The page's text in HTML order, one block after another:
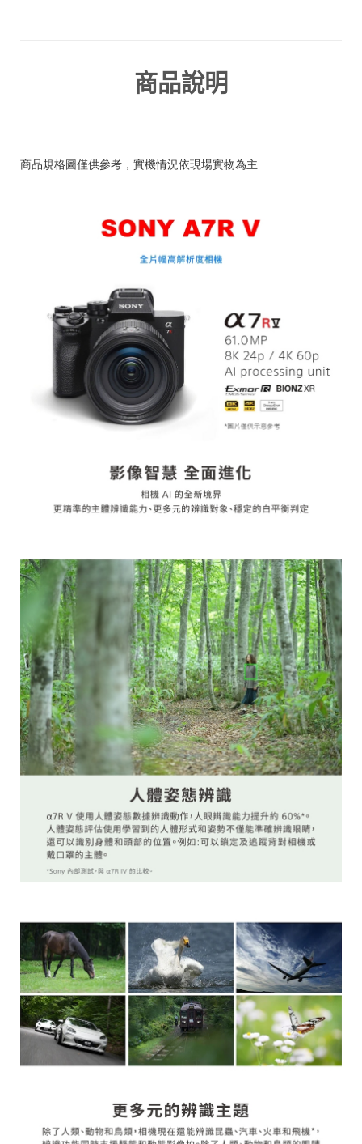
商品說明
商品規格圖僅供參考，實機情況依現場實物為主